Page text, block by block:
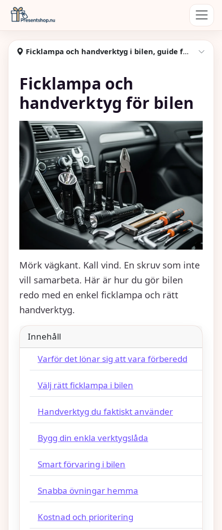
Hoppa till huvudinnehåll
Presentshop
Ficklampa och handverktyg i bilen, guide för nybörjare
Ficklampa och
handverktyg för bilen
Mörk vägkant. Kall vind. En skruv som inte
vill samarbeta. Här är hur du gör bilen
redo med en enkel ficklampa och rätt
handverktyg.
Innehåll
Varför det lönar sig att vara förberedd
Välj rätt ficklampa i bilen
Handverktyg du faktiskt använder
Bygg din enkla verktygslåda
Smart förvaring i bilen
Snabba övningar hemma
Kostnad och prioritering